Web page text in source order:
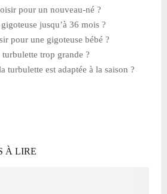
pour un nouveau-né ?
jusqu’à 36 mois ?
pour une gigoteuse bébé ?
trop grande ?
turbulette est adaptée à la saison ?
À LIRE